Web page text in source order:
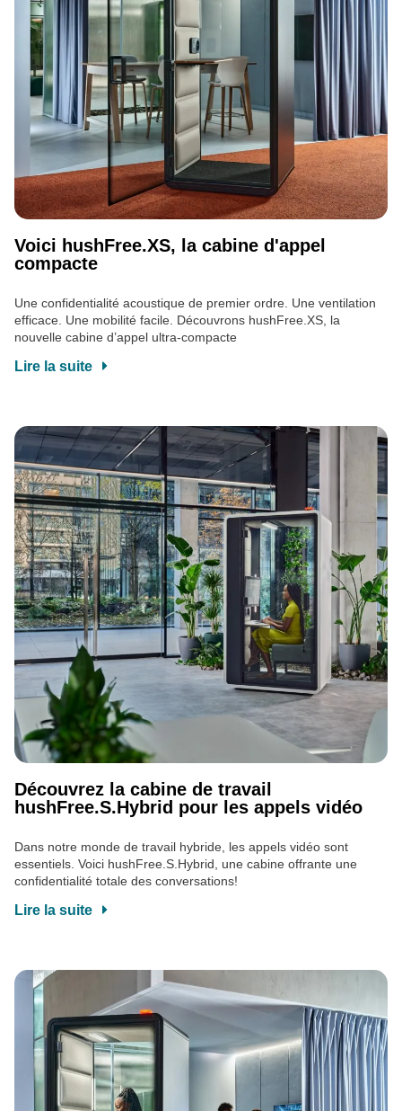
Voici hushFree.XS, la cabine d'appel
compacte
Une confidentialité acoustique de premier ordre. Une ventilation
efficace. Une mobilité facile. Découvrons hushFree.XS, la
nouvelle cabine d’appel ultra-compacte
Lire la suite
Découvrez la cabine de travail
hushFree.S.Hybrid pour les appels vidéo
Dans notre monde de travail hybride, les appels vidéo sont
essentiels. Voici hushFree.S.Hybrid, une cabine offrante une
confidentialité totale des conversations!
Lire la suite